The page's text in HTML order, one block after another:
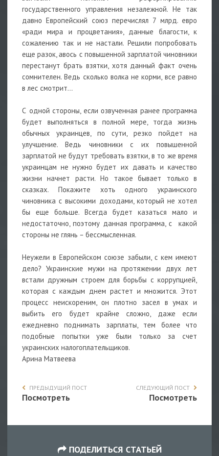
государственного управления незалежной. Не так
давно Европейский союз перечислял 7 млрд. евро
«ради мира и процветания», данные благости, к
сожалению так и не настали. Решили попробовать
еще разок, авось с повышенной зарплатой чиновники
перестанут брать взятки, хотя данный факт очень
сомнителен. Ведь сколько волка не корми, все равно
в лес смотрит…
С одной стороны, если озвученная ранее программа
будет выполняться в полной мере, тогда жизнь
обычных украинцев, по сути, резко пойдет на
улучшение. Ведь чиновники с их повышенной
зарплатой не будут требовать взятки, в то же время
украинцам не нужно будет их давать и качество
жизни начнет расти. Но такое бывает только в
сказках. Покажите хоть одного украинского
чиновника с высокими доходами, который не хотел
бы еще больше. Всегда будет казаться мало и
недостаточно, поэтому данная программа, с какой
стороны не глянь – бессмысленная.
Неужели в Европейском союзе забыли, с кем имеют
дело? Украинские мужи на протяжении двух лет
встали дружным строем для борьбы с коррупцией,
которая с каждым днем растет и множится. Этот
процесс неискореним, он плотно засел в умах и
выбить его будет крайне сложно, даже если
ежедневно поднимать зарплаты, тем более что
подобные попытки уже были только за счет
украинских налогоплательщиков.
Арина Матвеева
ПРЕДЫДУЩИЙ ПОСТ
Посмотреть
СЛЕДУЮЩИЙ ПОСТ
Посмотреть
ПОДЕЛИТЬСЯ СТАТЬЕЙ